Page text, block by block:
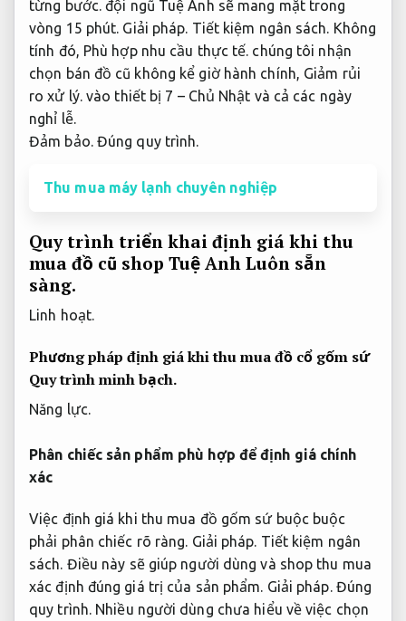
từng bước. đội ngũ Tuệ Anh sẽ mang mặt trong
vòng 15 phút. Giải pháp. Tiết kiệm ngân sách. Không
tính đó, Phù hợp nhu cầu thực tế. chúng tôi nhận
chọn bán đồ cũ không kể giờ hành chính, Giảm rủi
ro xử lý.vào thiết bị 7 – Chủ Nhật và cả các ngày
nghỉ lễ.
Đảm bảo. Đúng quy trình.
Thu mua máy lạnh chuyên nghiệp
Quy trình triển khai định giá khi thu
mua đồ cũ shop Tuệ Anh Luôn sẵn
sàng.
Linh hoạt.
Phương pháp định giá khi thu mua đồ cổ gốm sứ
Quy trình minh bạch.
Năng lực.
Phân chiếc sản phẩm phù hợp để định giá chính
xác
Việc định giá khi thu mua đồ gốm sứ buộc buộc
phải phân chiếc rõ ràng. Giải pháp. Tiết kiệm ngân
sách. Điều này sẽ giúp người dùng và shop thu mua
xác định đúng giá trị của sản phẩm. Giải pháp. Đúng
quy trình. Nhiều người dùng chưa hiểu về việc chọn